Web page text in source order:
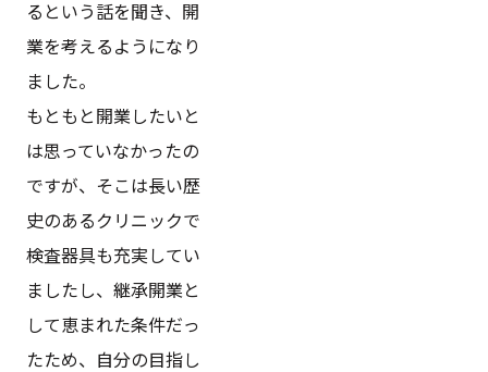
るという話を聞き、開
業を考えるようになり
ました。
もともと開業したいと
は思っていなかったの
ですが、そこは長い歴
史のあるクリニックで
検査器具も充実してい
ましたし、継承開業と
して恵まれた条件だっ
たため、自分の目指し